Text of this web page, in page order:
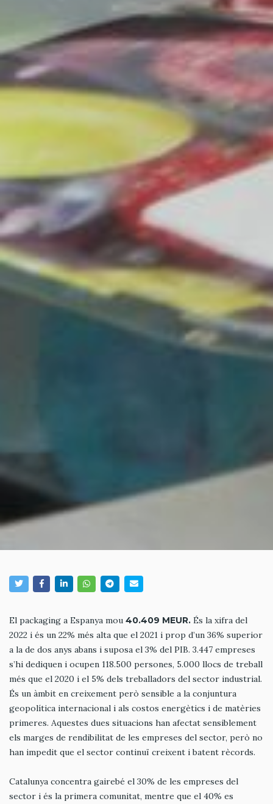
El packaging a Espanya mou 40.409 MEUR. És la xifra del
2022 i és un 22% més alta que el 2021 i prop d’un 36% superior
a la de dos anys abans i suposa el 3% del PIB. 3.447 empreses
s’hi dediquen i ocupen 118.500 persones, 5.000 llocs de treball
més que el 2020 i el 5% dels treballadors del sector industrial.
És un àmbit en creixement però sensible a la conjuntura
geopolítica internacional i als costos energètics i de matèries
primeres. Aquestes dues situacions han afectat sensiblement
els marges de rendibilitat de les empreses del sector, però no
han impedit que el sector continuï creixent i batent rècords.
Catalunya concentra gairebé el 30% de les empreses del
sector i és la primera comunitat, mentre que el 40% es